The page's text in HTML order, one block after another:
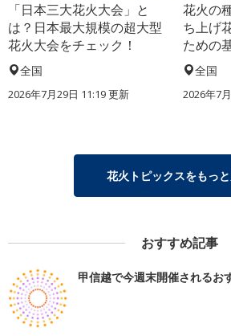
「日本三大花火大会」と
は？日本最大規模の超大型
花火大会をチェック！
全国
2026年7月29日 11:19 更新
花火の
ち上げ
ための
全国
2026年7
花火トピックスをもっ
おすすめ記事
甲信越で今週末開催されるお